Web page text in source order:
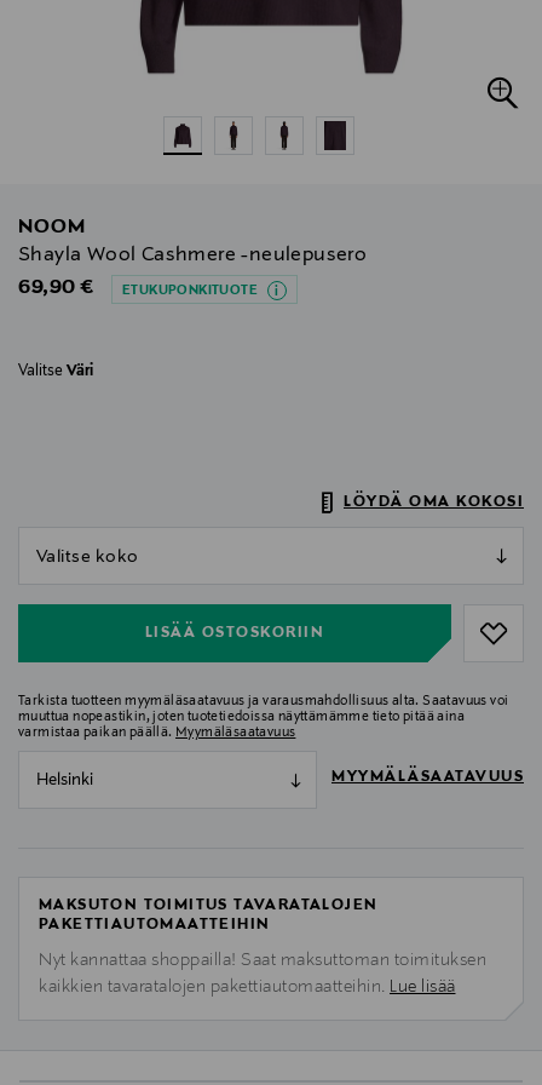
NOOM
Shayla Wool Cashmere -neulepusero
Original Price
69,90 € ETUKUPONKITUOTE
Valitse Väri
LÖYDÄ OMA KOKOSI
LISÄÄ OSTOSKORIIN
Tarkista tuotteen myymäläsaatavuus ja varausmahdollisuus alta. Saatavuus voi
muuttua nopeastikin, joten tuotetiedoissa näyttämämme tieto pitää aina
varmistaa paikan päällä. Myymäläsaatavuus
Helsinki MYYMÄLÄSAATAVUUS
MAKSUTON TOIMITUS TAVARATALOJEN
PAKETTIAUTOMAATTEIHIN
Nyt kannattaa shoppailla! Saat maksuttoman toimituksen
kaikkien tavaratalojen pakettiautomaatteihin. Lue lisää